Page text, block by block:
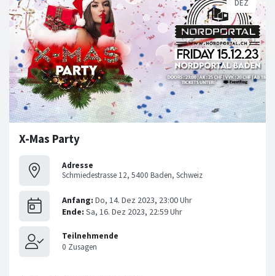
X-Mas Party
Adresse
Schmiedestrasse 12, 5400 Baden, Schweiz